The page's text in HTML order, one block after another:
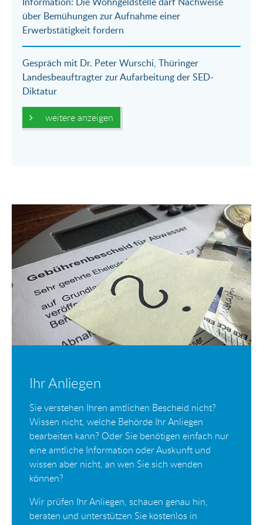
über Bemühungen zur Aufnahme einer
Erwerbstätigkeit fordern
Gespräch mit Dr. Peter Wurschi, Thüringer
Landesbeauftragter zur Aufarbeitung der SED-
Diktatur
weitere anzeigen
Ihr Anliegen
Sie verstehen Ihren amtlichen Bescheid nicht?
Wissen nicht, welche Behörde Ihr Anliegen
bearbeiten kann? Oder Sie benötigen einfach nur
eine amtliche Information oder Auskunft und
wissen aber nicht, an wen Sie sich wenden
können?
Wir prüfen Ihr Anliegen, schauen genau hin,
beraten und unterstützen Sie kostenlos in